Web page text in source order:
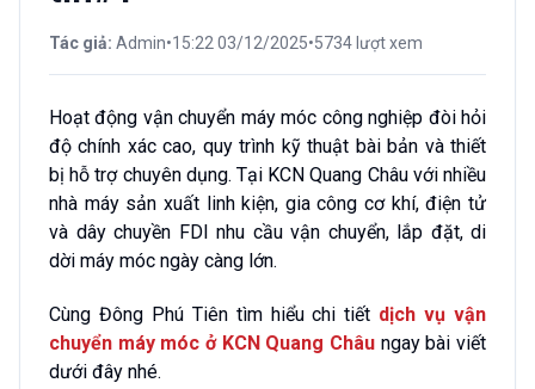
Tác giả: Admin•15:22 03/12/2025•5734 lượt xem
Hoạt động vận chuyển máy móc công nghiệp đòi hỏi
độ chính xác cao, quy trình kỹ thuật bài bản và thiết
bị hỗ trợ chuyên dụng. Tại KCN Quang Châu với nhiều
nhà máy sản xuất linh kiện, gia công cơ khí, điện tử
và dây chuyền FDI nhu cầu vận chuyển, lắp đặt, di
dời máy móc ngày càng lớn.
Cùng Đông Phú Tiên tìm hiểu chi tiết dịch vụ vận
chuyển máy móc ở KCN Quang Châu ngay bài viết
dưới đây nhé.